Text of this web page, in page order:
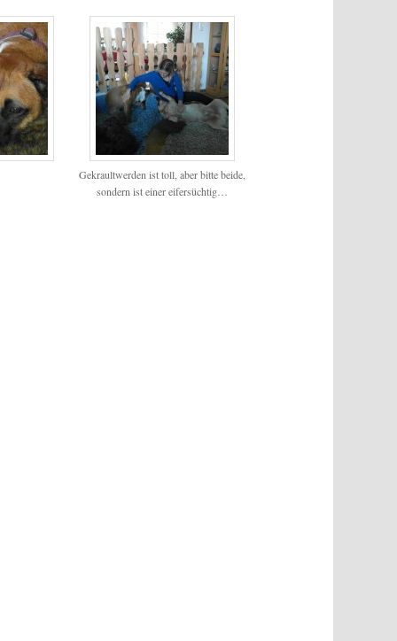
Gekraultwerden ist toll, aber bitte beide,
sondern ist einer eifersüchtig…